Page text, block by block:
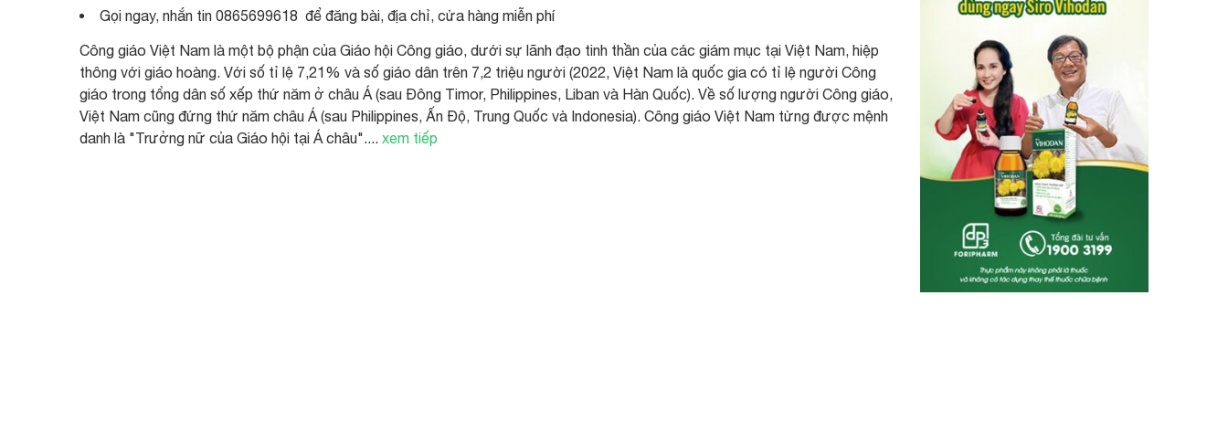
Gọi ngay, nhắn tin 0865699618 để đăng bài, địa chỉ, cửa hàng miễn phí
Công giáo Việt Nam là một bộ phận của Giáo hội Công giáo, dưới sự lãnh đạo tinh thần của các giám mục tại Việt Nam, hiệp
thông với giáo hoàng. Với số tỉ lệ 7,21% và số giáo dân trên 7,2 triệu người (2022, Việt Nam là quốc gia có tỉ lệ người Công
giáo trong tổng dân số xếp thứ năm ở châu Á (sau Đông Timor, Philippines, Liban và Hàn Quốc). Về số lượng người Công giáo,
Việt Nam cũng đứng thứ năm châu Á (sau Philippines, Ấn Độ, Trung Quốc và Indonesia). Công giáo Việt Nam từng được mệnh
danh là "Trưởng nữ của Giáo hội tại Á châu".... xem tiếp